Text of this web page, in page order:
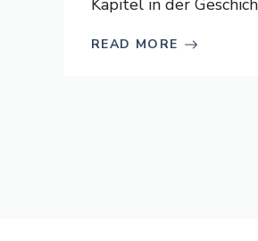
Kapitel in der
READ MORE